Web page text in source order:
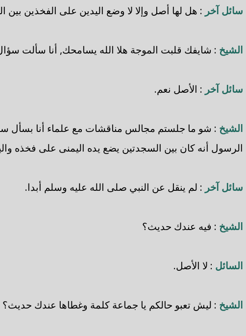
سائل آخر : هل لها أصل وإلا لا وضع اليدين على الفخذين بين
الشيخ : شايفك قلبت الموجة هلا الله يسامحك, أنا سألت
سائل آخر : الأصل نعم.
الشيخ : شو ما جلستم مجالس مناقشات مع علماء أنا بسأل
الرسول أنه كان بين السجدتين يضع يده اليمنى على فخذه
سائل آخر : لم ينقل عن النبي صلى الله عليه وسلم أبدا.
الشيخ : فيه عندك حديث؟
السائل : لا الأصل.
الشيخ : ليش تعبو حالكم يا جماعة كلمة وغطاها عندك حديث؟